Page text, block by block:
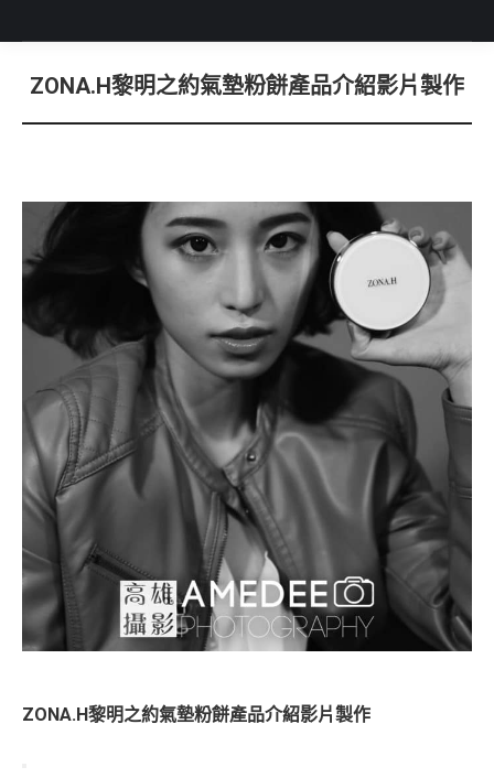
You are here:
ZONA.H黎明之約氣墊粉餅產品介紹影片製作
ZONA.H黎明之約氣墊粉餅產品介紹影片製作